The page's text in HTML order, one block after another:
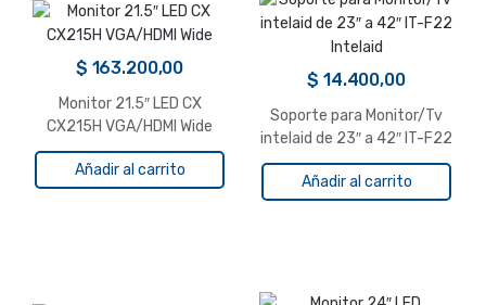
$ 163.200,00
Monitor 21.5″ LED CX
CX215H VGA/HDMI Wide
Añadir al carrito
$ 14.400,00
Soporte para Monitor/Tv
intelaid de 23″ a 42″ IT-F22
Intelaid
Añadir al carrito